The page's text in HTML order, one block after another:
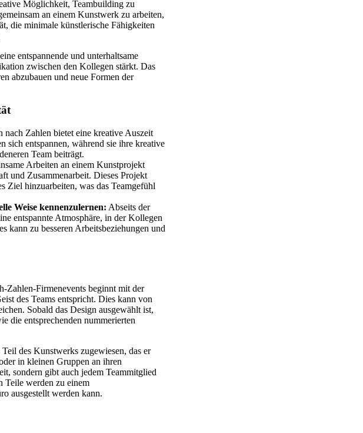
Möglichkeit, Teambuilding zu
an einem Kunstwerk zu arbeiten,
die minimale künstlerische Fähigkeiten
entspannende und unterhaltsame
zwischen den Kollegen stärkt. Das
abzubauen und neue Formen der
nach Zahlen bietet eine kreative Auszeit
sich entspannen, während sie ihre kreative
Team beiträgt.
Arbeiten an einem Kunstprojekt
und Zusammenarbeit. Dieses Projekt
Ziel hinzuarbeiten, was das Teamgefühl
Weise kennenzulernen: Abseits der
entspannte Atmosphäre, in der Kollegen
kann zu besseren Arbeitsbeziehungen und
Zahlen-Firmenevents beginnt mit der
des Teams entspricht. Dies kann von
Sobald das Design ausgewählt ist,
die entsprechenden nummerierten
des Kunstwerks zugewiesen, das er
in kleinen Gruppen an ihren
sondern gibt auch jedem Teammitglied
Teile werden zu einem
ausgestellt werden kann.